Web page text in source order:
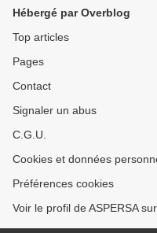
Hébergé par Overblog
Top articles
Pages
Contact
Signaler un abus
C.G.U.
Cookies et données
Préférences cookies
Voir le profil de ASPERSA